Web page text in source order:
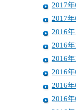
2017年
2017年
2016年
2016年
2016年
2016年
2016年
2016年